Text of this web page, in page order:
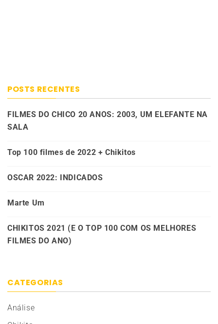
POSTS RECENTES
FILMES DO CHICO 20 ANOS: 2003, UM ELEFANTE NA
SALA
Top 100 filmes de 2022 + Chikitos
OSCAR 2022: INDICADOS
Marte Um
CHIKITOS 2021 (E O TOP 100 COM OS MELHORES
FILMES DO ANO)
CATEGORIAS
Análise